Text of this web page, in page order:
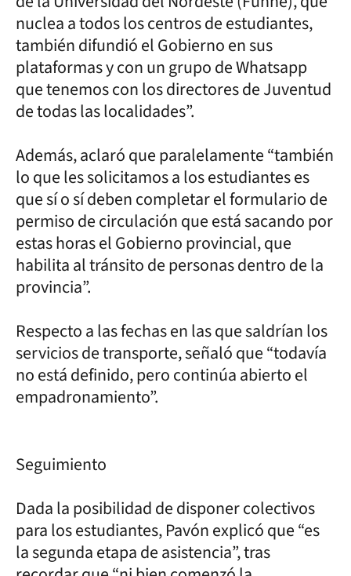
nuclea a todos los centros de estudiantes,
también difundió el Gobierno en sus
plataformas y con un grupo de Whatsapp
que tenemos con los directores de Juventud
de todas las localidades”.
Además, aclaró que paralelamente “también
lo que les solicitamos a los estudiantes es
que sí o sí deben completar el formulario de
permiso de circulación que está sacando por
estas horas el Gobierno provincial, que
habilita al tránsito de personas dentro de la
provincia”.
Respecto a las fechas en las que saldrían los
servicios de transporte, señaló que “todavía
no está definido, pero continúa abierto el
empadronamiento”.
Seguimiento
Dada la posibilidad de disponer colectivos
para los estudiantes, Pavón explicó que “es
la segunda etapa de asistencia”, tras